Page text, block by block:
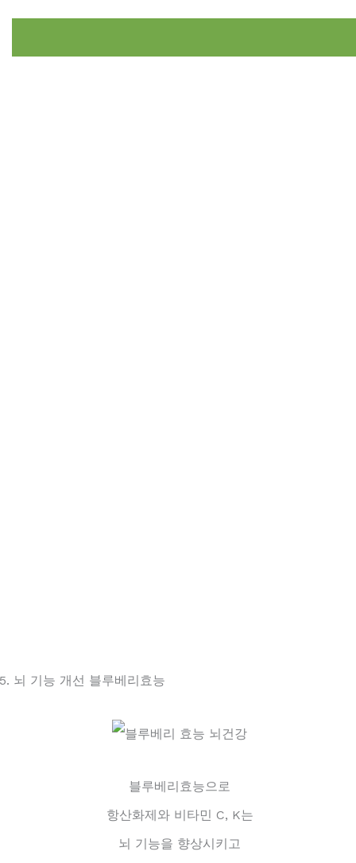
뇌 기능 개선 블루베리효능
블루베리효능으로
항산화제와 비타민 C, K는
뇌 기능을 향상시키고